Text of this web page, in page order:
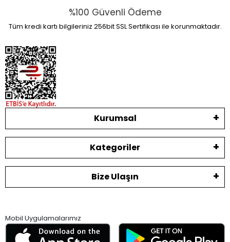
%100 Güvenli Ödeme
Tüm kredi kartı bilgileriniz 256bit SSL Sertifikası ile korunmaktadır.
Kurumsal
Kategoriler
Bize Ulaşın
Mobil Uygulamalarımız